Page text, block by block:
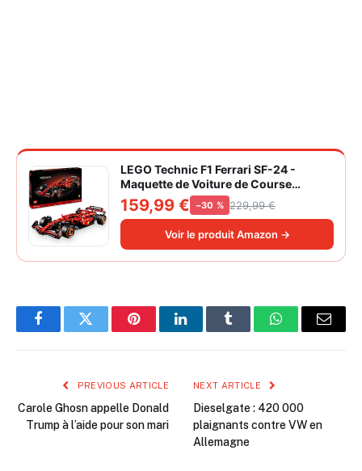
LEGO Technic F1 Ferrari SF-24 -
Maquette de Voiture de Course
Collector à Échelle 1/8 - Décoration -
Inclut Moteur V6, Boîte de Vitesses,
DRS et Volant - Idée de Cadeau pour
Adulte et Adolescent 42207
159,99 € −30 % 229,99 €
Voir le produit Amazon →
FacebookTwitter PinterestLinkedInTumblr WhatsAppEmail
PREVIOUS ARTICLE
Carole Ghosn appelle Donald
Trump à l’aide pour son mari
NEXT ARTICLE
Dieselgate : 420 000
plaignants contre VW en
Allemagne